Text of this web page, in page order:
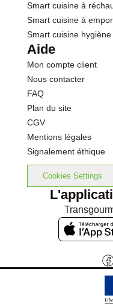
Smart cuisine à
Smart cuisine à
Smart cuisine hygiène
Aide
Mon compte client
Nous contacter
FAQ
Plan du site
CGV
Mentions légales
Signalement éthique
Cookies Settings